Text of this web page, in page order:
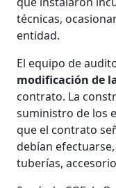
técnicas,
entidad.
El equipo de
modificación de
contrato. La
suministro de los
que el contrato
debían
tuberías,